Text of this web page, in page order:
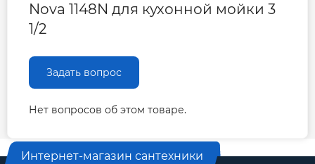
Nova 1148N для кухонной мойки 3
1/2
Задать вопрос
Нет вопросов об этом товаре.
Интернет-магазин сантехники